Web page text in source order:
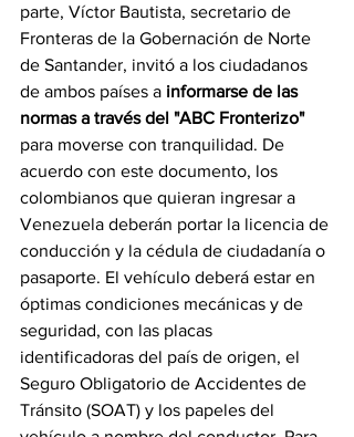
parte, Víctor Bautista, secretario de
Fronteras de la Gobernación de Norte
de Santander, invitó a los ciudadanos
de ambos países a informarse de las
normas a través del "ABC Fronterizo"
para moverse con tranquilidad. De
acuerdo con este documento, los
colombianos que quieran ingresar a
Venezuela deberán portar la licencia de
conducción y la cédula de ciudadanía o
pasaporte. El vehículo deberá estar en
óptimas condiciones mecánicas y de
seguridad, con las placas
identificadoras del país de origen, el
Seguro Obligatorio de Accidentes de
Tránsito (SOAT) y los papeles del